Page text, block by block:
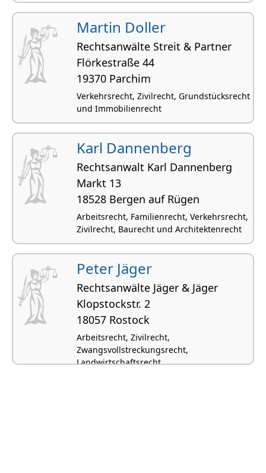
Martin Doller
Rechtsanwälte Streit & Partner
Flörkestraße 44
19370 Parchim
Verkehrsrecht, Zivilrecht, Grundstücksrecht
und Immobilienrecht
Karl Dannenberg
Rechtsanwalt Karl Dannenberg
Markt 13
18528 Bergen auf Rügen
Arbeitsrecht, Familienrecht, Verkehrsrecht,
Zivilrecht, Baurecht und Architektenrecht
Peter Jäger
Rechtsanwälte Jäger & Jäger
Klopstockstr. 2
18057 Rostock
Arbeitsrecht, Zivilrecht,
Zwangsvollstreckungsrecht,
Landwirtschaftsrecht